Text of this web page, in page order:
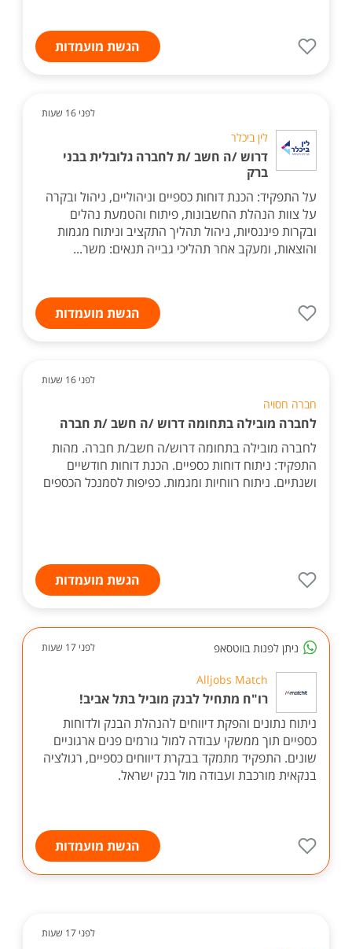
הגשת מועמדות
לפני 16 שעות
לין ביכלר
דרוש /ה חשב /ת לחברה גלובלית בבני
ברק
על התפקיד: הכנת דוחות כספיים וניהוליים, ניהול ובקרה
על צוות הנהלת החשבונות, פיתוח והטמעת נהלים
ובקרות פיננסיות, ניהול תהליך התקציב וניתוח מגמות
והוצאות, ומעקב אחר תהליכי גבייה תנאים: משר...
הגשת מועמדות
לפני 16 שעות
חברה חסויה
לחברה מובילה בתחומה דרוש /ה חשב /ת חברה
לחברה מובילה בתחומה דרוש/ה חשב/ת חברה. מהות
התפקיד: ניתוח דוחות כספיים. הכנת דוחות חודשיים
ושנתיים. ניתוח רווחיות ומגמות. כפיפות לסמנכל הכספים
הגשת מועמדות
ניתן לפנות בווטסאפ לפני 17 שעות
Alljobs Match
רו"ח מתחיל לבנק מוביל בתל אביב!
ניתוח נתונים והפקת דיווחים להנהלת הבנק ולדוחות
כספיים תוך ממשקי עבודה למול גורמים פנים ארגוניים
שונים. התפקיד מתמקד בבקרת דיווחים כספיים, רגולציה
בנקאית מורכבת ועבודה מול בנק ישראל.
הגשת מועמדות
לפני 17 שעות